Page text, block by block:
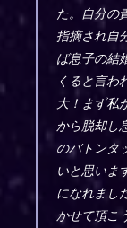
た。自分の
指摘され自
ば息子の結
くると言わ
大！まず私
から脱却し
のバトンタ
いと思いま
になれまし
かせて頂こ